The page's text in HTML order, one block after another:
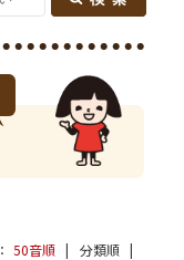
50音順 分類順